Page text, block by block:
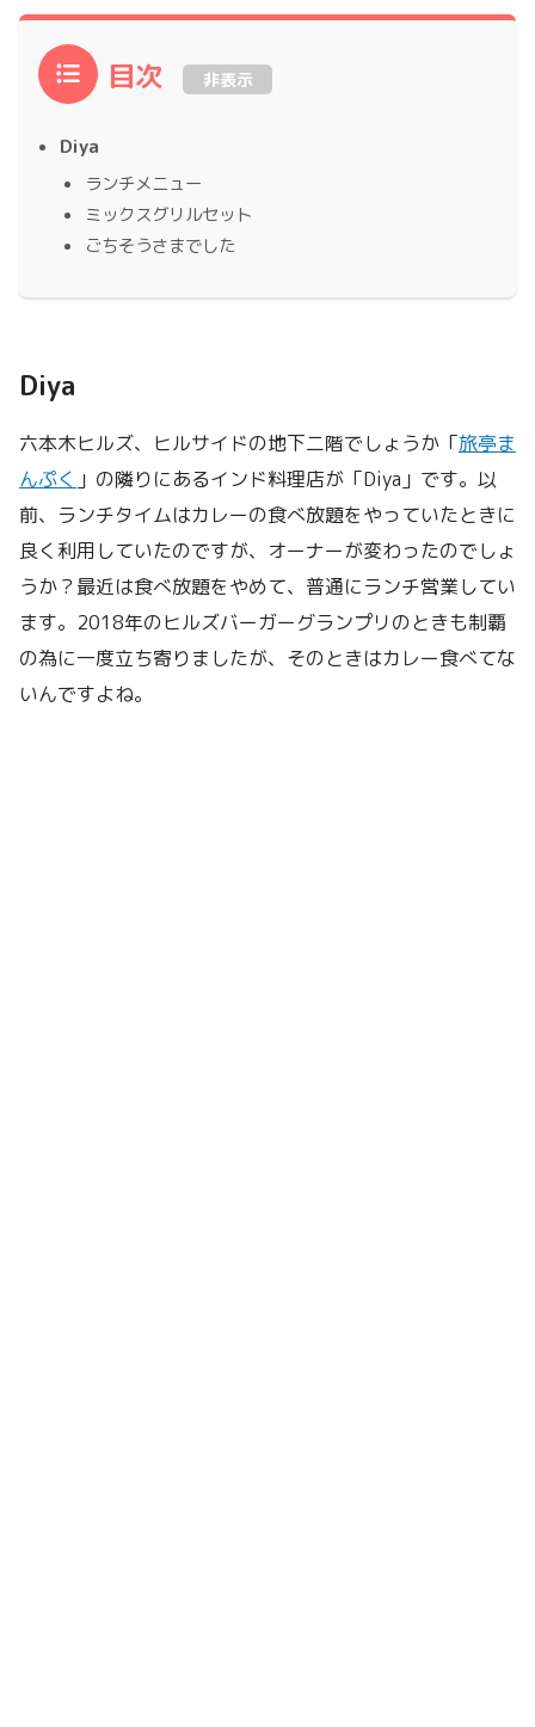
目次 非表示
Diya
ランチメニュー
ミックスグリルセット
ごちそうさまでした
Diya
六本木ヒルズ、ヒルサイドの地下二階でしょうか「旅亭ま
んぷく 」の隣りにあるインド料理店が「Diya」です。以
前、ランチタイムはカレーの食べ放題をやっていたときに
良く利用していたのですが、オーナーが変わったのでしょ
うか？最近は食べ放題をやめて、普通にランチ営業してい
ます。2018年のヒルズバーガーグランプリのときも制覇
の為に一度立ち寄りましたが、そのときはカレー食べてな
いんですよね。